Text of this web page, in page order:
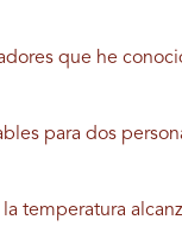
que he
para dos
temperatura